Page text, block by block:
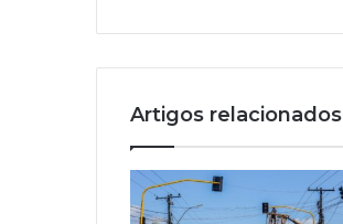
Artigos relacionados